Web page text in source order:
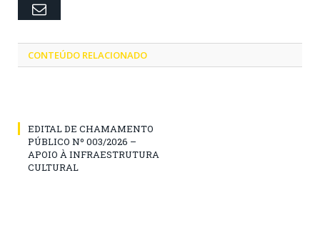
Email
CONTEÚDO RELACIONADO
EDITAL DE CHAMAMENTO
PÚBLICO Nº 003/2026 –
APOIO À INFRAESTRUTURA
CULTURAL